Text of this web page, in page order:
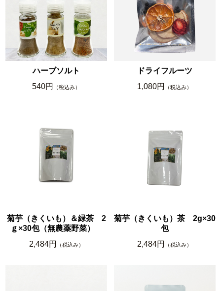
ハーブソルト
540円
（税込み）
ドライフルーツ
1,080円
（税込み）
菊芋（きくいも）＆緑茶 2
ｇ×30包（無農薬野菜）
2,484円
（税込み）
菊芋（きくいも）茶 2g×30
包
2,484円
（税込み）